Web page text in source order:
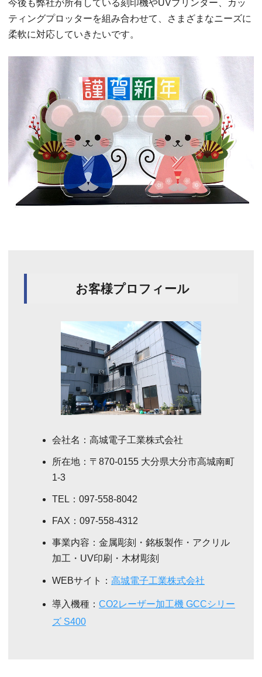
今後も弊社が所有している刻印機やUVプリンター、カッ
ティングプロッターを組み合わせて、さまざまなニーズに
柔軟に対応していきたいです。
お客様プロフィール
会社名：高城電子工業株式会社
所在地：〒870-0155 大分県大分市高城南町
1-3
TEL：097-558-8042
FAX：097-558-4312
事業内容：金属彫刻・銘板製作・アクリル
加工・UV印刷・木材彫刻
WEBサイト： 高城電子工業株式会社
導入機種： CO2レーザー加工機 GCCシリー
ズ S400